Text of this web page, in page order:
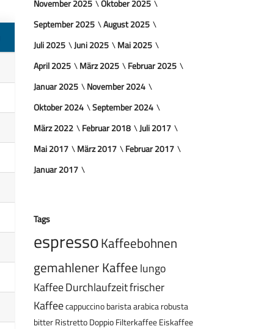
November 2025
Oktober 2025
September 2025
August 2025
Juli 2025
Juni 2025
Mai 2025
April 2025
März 2025
Februar 2025
Januar 2025
November 2024
Oktober 2024
September 2024
März 2022
Februar 2018
Juli 2017
Mai 2017
März 2017
Februar 2017
Januar 2017
Tags
espressoKaffeebohnen
gemahlener Kaffeelungo
KaffeeDurchlaufzeitfrischer
Kaffeecappuccino baristaarabica robusta
bitter Ristretto Doppio Filterkaffee Eiskaffee